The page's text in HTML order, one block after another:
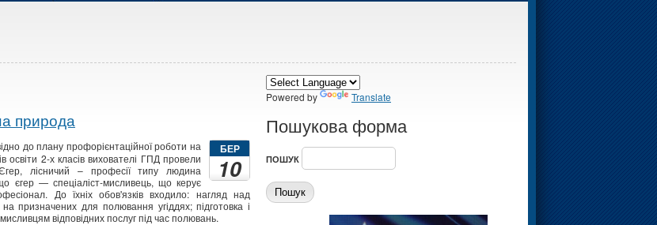
природа
БЕР
10
до плану профорієнтаційної роботи на
освіти 2-х класів вихователі ГПД провели
лісничий – професії типу людина
єгер — спеціаліст-мисливець, що керує
До їхніх обов'язків входило: нагляд над
призначених для полювання угіддях; підготовка і
відповідних послуг під час полювань.
Powered by Translate
Пошукова форма
ПОШУК